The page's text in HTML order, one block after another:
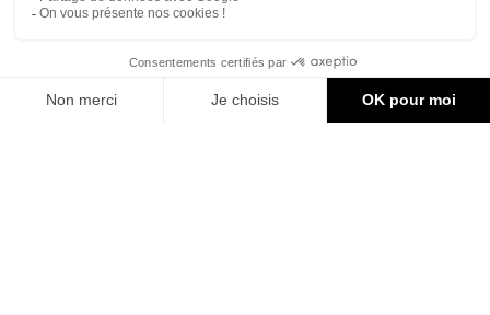
© Groupe Legrand 2025